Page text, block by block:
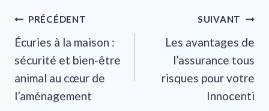
Navigation
de
l’article
PRÉCÉDENT
Écuries à la maison :
sécurité et bien-être
animal au cœur de
l’aménagement
SUIVANT
Les avantages de
l’assurance tous
risques pour votre
Innocenti